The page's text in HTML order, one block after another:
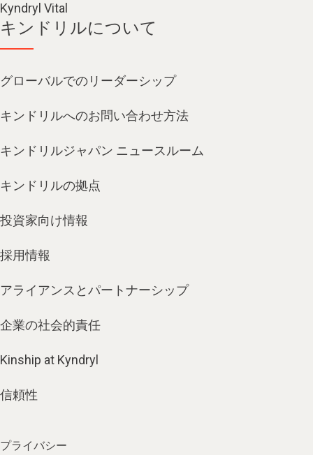
Kyndryl Vital
キンドリルについて
グローバルでのリーダーシップ
キンドリルへのお問い合わせ方法
キンドリルジャパン ニュースルーム
キンドリルの拠点
投資家向け情報
採用情報
アライアンスとパートナーシップ
企業の社会的責任
Kinship at Kyndryl
信頼性
プライバシー